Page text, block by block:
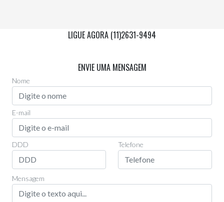
LIGUE AGORA (11)2631-9494
ENVIE UMA MENSAGEM
Nome
E-mail
DDD Telefone
Mensagem